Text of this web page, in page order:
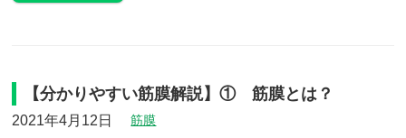
【分かりやすい筋膜解説】① 筋膜とは？
2021年4月12日 筋膜